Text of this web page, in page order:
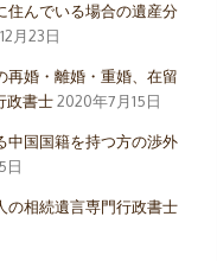
住んでいる場合の遺産分
月23日
再婚・離婚・重婚、在留
政書士2020年7月15日
中国国籍を持つ方の渉外
日
の相続遺言専門行政書士